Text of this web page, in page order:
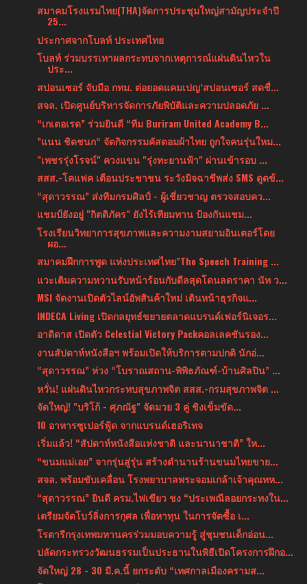
สมาคมโรงแรมไทย(THA)จัดการประชุมใหญ่สามัญประจำปี
25...
ประกาศจากโบลท์ ประเทศไทย
โบลท์ ร่วมบรรเทาผลกระทบจากเหตุการณ์แผ่นดินไหวใน
ประ...
สปอนเซอร์ จับมือ กทม. ต่อยอดแคมเปญ‘สปอนเซอร์ สดชื่...
สจล. เปิดศูนย์บริหารจัดการภัยพิบัติและความปลอดภัย ...
“เกเตอเรด” ร่วมยินดี “ทีม Buriram United Academy B...
”แนน ชิดชนก“ จัดกิจกรรมคัสตอมผ้าไทย ถูกใจคนรุ่นใหม...
"เพชรรุ่งโรจน์" ควงแขน "รุ่งทะยานฟ้า" ผ่านเข้ารอบ ...
สสส.-โคแฟค เตือนประชาชน ระวังมิจฉาชีพส่ง SMS ดูดข้...
“สุดาวรรณ” ส่งทีมกรมศิลป์ - ผู้เชี่ยวชาญ ตรวจสอบคว...
แชมป์ยังอยู่ "กิตติภัคร" ยังไร้เทียมทาน ป้องกันแชม...
โรงเรียนวิทยาการสุขภาพและความงามสยามอินเตอร์โดย
ผอ...
สมาคมฝึกการพูด แห่งประเทศไทย"The Speech Training ...
แวะเติมความหวานรับหน้าร้อนกับดีลสุดโดนลดราคา นัท ว...
MSI จัดงานเปิดตัวไลน์อัพสินค้าใหม่ เดินหน้าธุรกิจแ...
INDECA Living เปิดกลยุทธ์ขยายตลาดแบรนด์เฟอร์นิเจอร...
อาดิดาส เปิดตัว Celestial Victory Packคอลเลคชันรอง...
งานสัปดาห์หนังสือฯ พร้อมเปิดให้บริการตามปกติ นักอ่...
“สุดาวรรณ” ห่วง “โบราณสถาน-พิพิธภัณฑ์-บ้านศิลปิน” ...
หวั่น! แผ่นดินไหวกระทบสุขภาพจิต สสส.-กรมสุขภาพจิต ...
จัดใหญ่! "บริโก้ - ศุภณัฐ" จัดมวย 3 คู่ ชิงเข็มขัด...
10 อาหารซูเปอร์ฟู้ด จากแบรนด์เฮอริเทจ
เริ่มแล้ว! “สัปดาห์หนังสือแห่งชาติ และนานาชาติ” ให...
“ขนมแม่เอย” จากรุ่นสู่รุ่น สร้างตำนานร้านขนมไทยขาย...
สจล. พร้อมขับเคลื่อน โรงพยาบาลพระจอมเกล้าเจ้าคุณทห...
“สุดาวรรณ” ยินดี ครม.ไฟเขียว ชง “ประเพณีลอยกระทงใน...
เตรียมจัดโบว์ลิ่งการกุศล เพื่อหาทุน ในการจัดซื้อ เ...
โรตารีกรุงเทพมหานครร่วมมอบความรู้ สู่ชุมชนเด็กอ่อน...
ปลัดกระทรวงวัฒนธรรมเป็นประธานในพิธีเปิดโครงการฝึกอ...
จัดใหญ่ 28 - 30 มี.ค.นี้ ยกระดับ “เทศกาลเมืองครามส...